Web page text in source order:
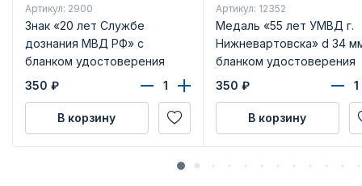
Артикул: 2900
Знак «20 лет Службе
дознания МВД РФ» с
бланком удостоверения
350 ₽
В корзину
Артикул: 12352
Медаль «55 лет УМВД г.
Нижневартовска» d 34
бланком удостоверения
350 ₽
В корзину